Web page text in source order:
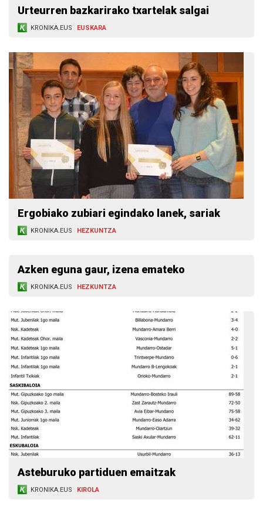
Urteurren bazkarirako txartelak salgai
KRONIKA.EUS EUSKARA
Ergobiako zubiari egindako lanek, sariak
KRONIKA.EUS HEZKUNTZA
Azken eguna gaur, izena emateko
KRONIKA.EUS HEZKUNTZA
Asteburuko partiduen emaitzak
KRONIKA.EUS KIROLA